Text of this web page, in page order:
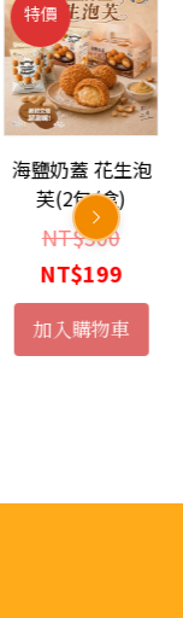
特價
海鹽奶蓋 花生泡
芙(2包/盒)
NT$300原
始
價
格：
NT$199目
前
價
加入購物車